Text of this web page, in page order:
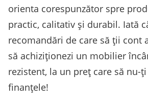
orienta corespunzător spre
practic, calitativ și durabil. Iată
recomandări de care să ții cont
să achiziționezi un mobilier
rezistent, la un preț care să nu-
finanțele!